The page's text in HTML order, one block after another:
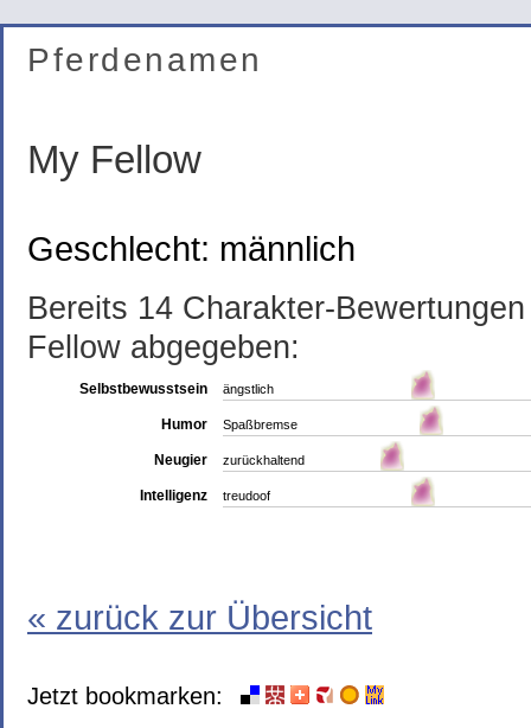
Pferdenamen
My Fellow
Geschlecht: männlich
Bereits 14 Charakter-
Fellow abgegeben:
Selbstbewusstsein ängstlich
Humor Spaßbremse
Neugier zurückhaltend
Intelligenz treudoof
« zurück zur Übersicht
Jetzt bookmarken: